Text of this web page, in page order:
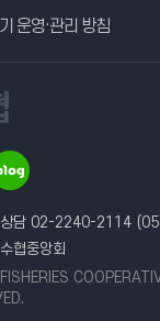
운영·관리 방침
상담 02-2240-2114
협중앙회